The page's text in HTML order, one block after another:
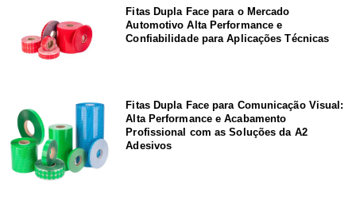
Fitas Dupla Face para o Mercado
Automotivo Alta Performance e
Confiabilidade para Aplicações Técnicas
Fitas Dupla Face para Comunicação Visual:
Alta Performance e Acabamento
Profissional com as Soluções da A2
Adesivos